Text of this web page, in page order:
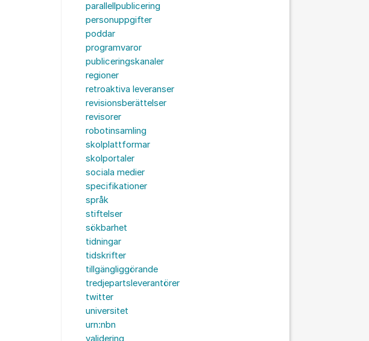
parallellpublicering
personuppgifter
poddar
programvaror
publiceringskanaler
regioner
retroaktiva leveranser
revisionsberättelser
revisorer
robotinsamling
skolplattformar
skolportaler
sociala medier
specifikationer
språk
stiftelser
sökbarhet
tidningar
tidskrifter
tillgängliggörande
tredjepartsleverantörer
twitter
universitet
urn:nbn
validering